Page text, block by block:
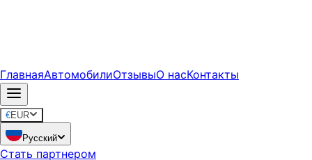
ГлавнаяАвтомобилиОтзывыО насКонтакты
€EUR
Русский
Стать партнером